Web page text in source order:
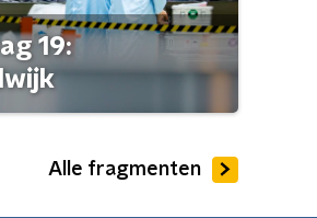
19:
Alle fragmenten